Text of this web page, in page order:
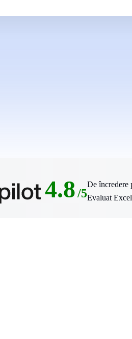
4.8/5
De încredere
Evaluat